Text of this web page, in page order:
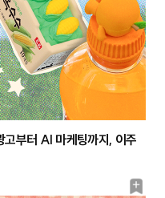
북
고부터 AI 마케팅까지, 이주